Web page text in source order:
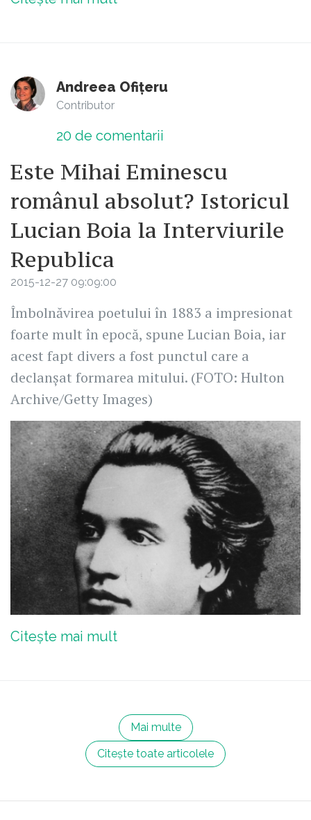
Andreea Ofițeru
Contributor
20 de comentarii
Este Mihai Eminescu
românul absolut? Istoricul
Lucian Boia la Interviurile
Republica
2015-12-27 09:09:00
Îmbolnăvirea poetului în 1883 a impresionat
foarte mult în epocă, spune Lucian Boia, iar
acest fapt divers a fost punctul care a
declanşat formarea mitului. (FOTO: Hulton
Archive/Getty Images)
Citește mai mult
Mai multe
Citește toate articolele